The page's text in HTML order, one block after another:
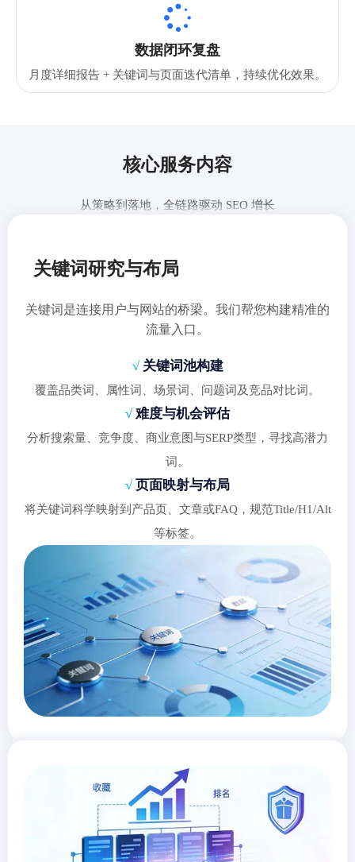

数据闭环复盘
月度详细报告 + 关键词与页面迭代清单，持续优化效果。
核心服务内容
从策略到落地，全链路驱动 SEO 增长
关键词研究与布局
关键词是连接用户与网站的桥梁。我们帮您构建精准的
流量入口。
√ 关键词池构建
覆盖品类词、属性词、场景词、问题词及竞品对比词。
√难度与机会评估
分析搜索量、竞争度、商业意图与SERP类型，寻找高潜力
词。
√页面映射与布局
将关键词科学映射到产品页、文章或FAQ，规范Title/H1/Alt
等标签。